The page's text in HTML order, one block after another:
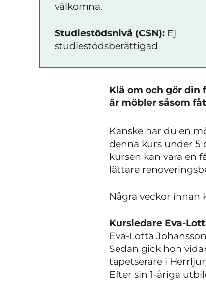
välkomna.
Studiestödsnivå (CSN): Ej
studiestödsberättigad
Klä om och gör din
är möbler såsom
Kanske har du en
denna kurs under 5
kursen kan vara en
lättare
Några veckor innan
Kursledare Eva-
Eva-Lotta
Sedan gick hon
tapetserare i
Efter sin 1-åriga